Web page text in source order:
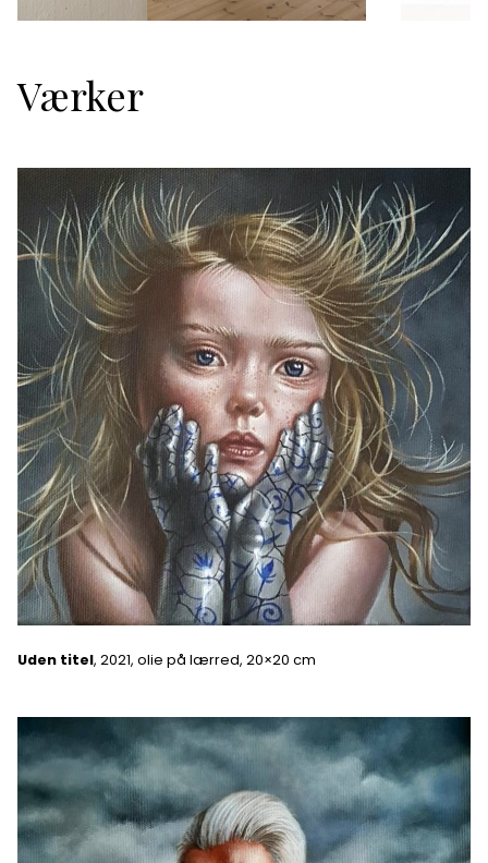
Værker
Uden titel, 2021, olie på lærred, 20×20 cm